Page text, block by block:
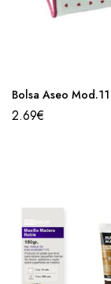
Bolsa Aseo Mod.11
2.69€